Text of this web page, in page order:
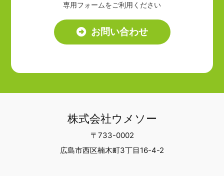
専用フォームをご利用ください
お問い合わせ
株式会社ウメソー
〒733-0002
広島市西区楠木町3丁目16-4-2